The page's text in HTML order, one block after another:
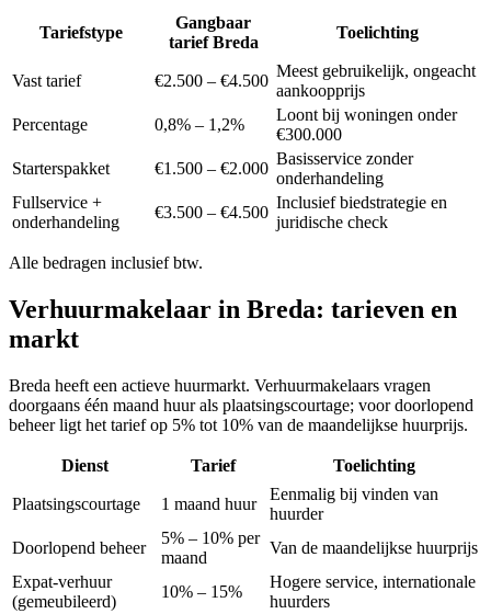
Tariefstype
Gangbaar
tarief Breda
Toelichting
Vast tarief €2.500 – €4.500
Meest gebruikelijk, ongeacht
aankoopprijs
Percentage
0,8% – 1,2%
Loont bij woningen onder
€300.000
Starterspakket
€1.500 – €2.000
Basisservice zonder
onderhandeling
Fullservice +
onderhandeling
€3.500 – €4.500
Inclusief biedstrategie en
juridische check
Alle bedragen inclusief btw.
Verhuurmakelaar in Breda: tarieven en
markt
Breda heeft een actieve huurmarkt. Verhuurmakelaars vragen
doorgaans één maand huur als plaatsingscourtage; voor doorlopend
beheer ligt het tarief op 5% tot 10% van de maandelijkse huurprijs.
Dienst Tarief Toelichting
Plaatsingscourtage 1 maand huur
Eenmalig bij vinden van
huurder
Doorlopend beheer
5% – 10% per
maand
Van de maandelijkse huurprijs
Expat-verhuur
(gemeubileerd)
10% – 15%
Hogere service, internationale
huurders